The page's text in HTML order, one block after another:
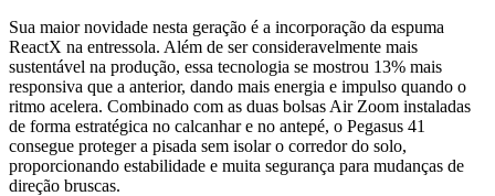
Sua maior novidade nesta geração é a incorporação da espuma
ReactX na entressola. Além de ser consideravelmente mais
sustentável na produção, essa tecnologia se mostrou 13% mais
responsiva que a anterior, dando mais energia e impulso quando o
ritmo acelera. Combinado com as duas bolsas Air Zoom instaladas
de forma estratégica no calcanhar e no antepé, o Pegasus 41
consegue proteger a pisada sem isolar o corredor do solo,
proporcionando estabilidade e muita segurança para mudanças de
direção bruscas.